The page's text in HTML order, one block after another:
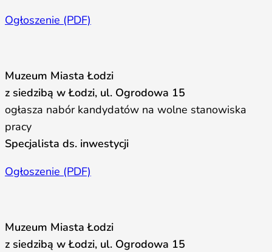
Ogłoszenie (PDF)
Muzeum Miasta Łodzi
z siedzibą w Łodzi, ul. Ogrodowa 15
ogłasza nabór kandydatów na wolne stanowiska
pracy
Specjalista ds. inwestycji
Ogłoszenie (PDF)
Muzeum Miasta Łodzi
z siedzibą w Łodzi, ul. Ogrodowa 15